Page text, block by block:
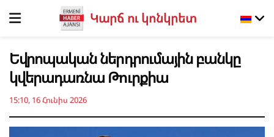
Կարճ ու կոնկրետ
Եվրոպական ներդրումային բանկը
կվերադառնա Թուրքիա
15:10, 16 Հունիս 2026